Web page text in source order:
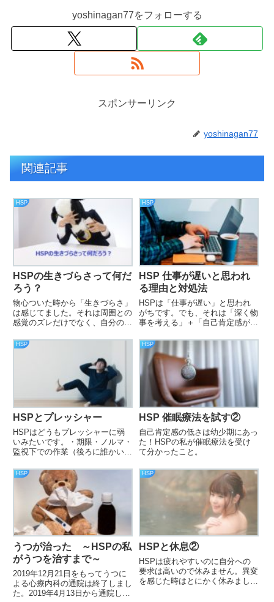
yoshinagan77をフォローする
スポンサーリンク
yoshinagan77
関連記事
HSP
HSPの生きづらさって何だ
ろう？
物心ついた時から「生きづらさ」
は感じてました。それは周囲との
感覚のズレだけでなく、自分の中
す。その解決法を自分なりにまと
HSP
HSP 仕事が遅いと思われ
る理由と対処法
HSPは「仕事が遅い」と思われ
がちです。でも、それは「深く物
事を考える」＋「自己肯定感が低
す。自分を再認識して思考のクセ
に対処していけば問題はありませ
ん。私の経験が役に立てば幸いで
す。
HSP
HSPとプレッシャー
HSPはどうもプレッシャーに弱
いみたいです。・期限・ノルマ・
監視下での作業（後ろに誰かいる
HSP
HSP 催眠療法を試す②
自己肯定感の低さは幼少期にあっ
た！HSPの私が催眠療法を受け
て分かったこと。
HSP
うつが治った ～HSPの私
がうつを治すまで～
2019年12月21日をもってうつに
よる心療内科の通院は終了しまし
た。2019年4月13日から通院しだ
HSP
HSPと休息②
HSPは疲れやすいのに自分への
要求は高いので休みません。異変
を感じた時はとにかく休みましょ